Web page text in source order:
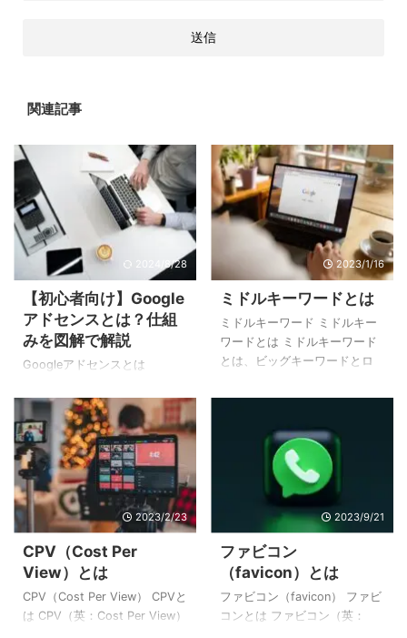
関連記事
2024/8/28
【初心者向け】Google
アドセンスとは？仕組
みを図解で解説
Googleアドセンスとは
ブサイトやブログを使って稼
ぐことができる「クリック報
酬型広告」と呼ばれるGoogle
が提供する広告配信サービス
です。 ウェブサイトやブログ
にGoogleアドセンスのタグを
貼り付けるだけで、ウェブサ
イトやブログの読者に対して
最適な広告が自動で表示され
ます。そして表示された広告
を読者がクリックするたびに
サイト運営者に報酬が支払わ
2023/1/16
ミドルキーワードとは
ミドルキーワード ミドルキー
ワードとは ミドルキーワード
とは、ビッグキーワードとロ
ールキーワード）の中間にあ
競合数なども中程度のボリュ
ームのキーワードのことで
す。 具体的な検索ボリューム
としては、月間で1,000～
10,000回の間で検索がされて
いるため、競合性も高すぎ
ず、上位表示が狙いやすいキ
ーワードです。 ミドルキーワ
ードの特徴 比較的上位表示が
狙いやすい ミドルキーワード
2023/2/23
CPV（Cost Per
View）とは
CPV（Cost Per View） CPVと
は CPV（英：Cost Per View）
2023/9/21
ファビコン
（favicon）とは
ファビコン（favicon） ファビ
コンとは ファビコン（英：